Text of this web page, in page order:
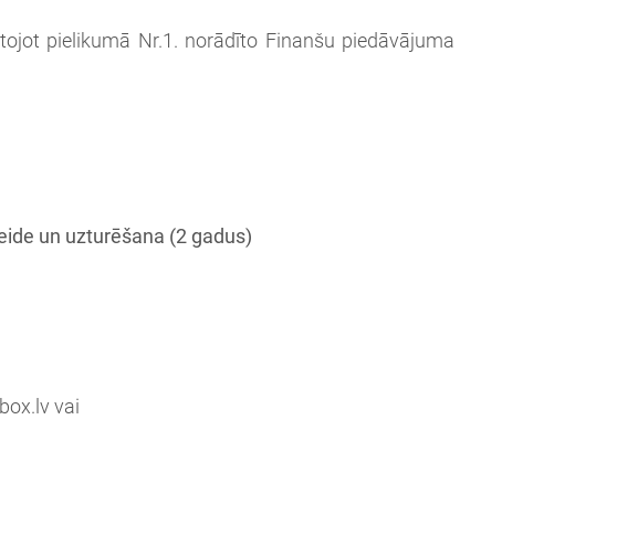
pielikumā Nr.1. norādīto Finanšu piedāvājuma
un uzturēšana (2 gadus)
vai